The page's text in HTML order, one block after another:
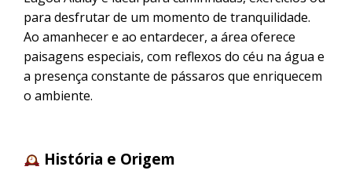
para desfrutar de um momento de tranquilidade.
Ao amanhecer e ao entardecer, a área oferece
paisagens especiais, com reflexos do céu na água e
a presença constante de pássaros que enriquecem
o ambiente.
História e Origem